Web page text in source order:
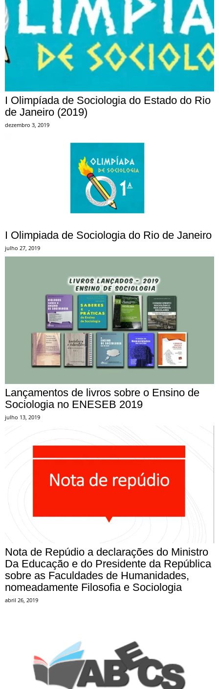
I Olimpíada de Sociologia do Estado do Rio
de Janeiro (2019)
dezembro 3, 2019
I Olimpiada de Sociologia do Rio de Janeiro
julho 27, 2019
Lançamentos de livros sobre o Ensino de
Sociologia no ENESEB 2019
julho 13, 2019
Nota de Repúdio a declarações do Ministro
Da Educação e do Presidente da República
sobre as Faculdades de Humanidades,
nomeadamente Filosofia e Sociologia
abril 26, 2019